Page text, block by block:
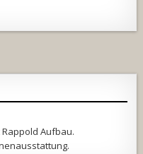
Aufbau.